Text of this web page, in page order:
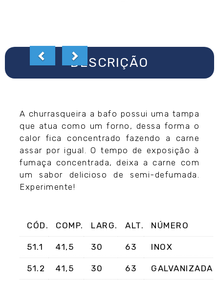
DESCRIÇÃO
A churrasqueira a bafo possui uma tampa
que atua como um forno, dessa forma o
calor fica concentrado fazendo a carne
assar por igual. O tempo de exposição à
fumaça concentrada, deixa a carne com
um sabor delicioso de semi-defumada.
Experimente!
CÓD. COMP. LARG. ALT. NÚMERO
51.1 41,5 30 63 INOX
51.2 41,5 30 63 GALVANIZADA